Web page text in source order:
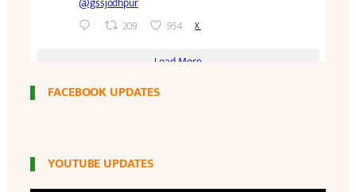
FACEBOOK UPDATES
YOUTUBE UPDATES